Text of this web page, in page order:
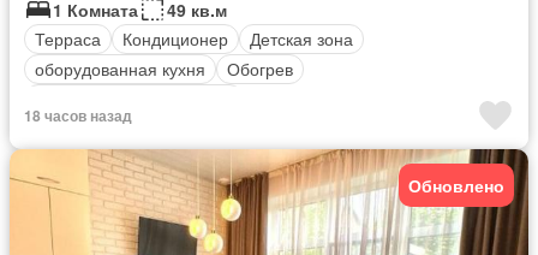
1 Комната
49 кв.м
Терраса
Кондиционер
Детская зона
оборудованная кухня
Обогрев
18 часов назад
Обновлено